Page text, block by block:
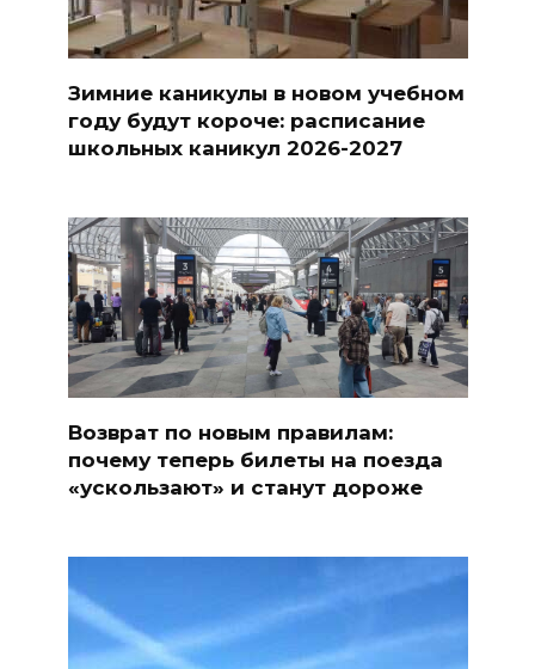
Зимние каникулы в новом учебном
году будут короче: расписание
школьных каникул 2026-2027
Возврат по новым правилам:
почему теперь билеты на поезда
«ускользают» и станут дороже